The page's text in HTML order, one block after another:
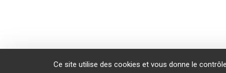
©2020 ANSM.SANTE.FR
Ce site utilise des cookies et vous donne le